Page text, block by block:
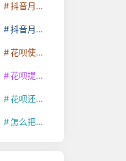
抖音月付套现怎么套
抖音月付套现30秒技巧
花呗使用技巧
花呗提现怎么操作
花呗还款技巧
怎么把京东白条的钱取出来